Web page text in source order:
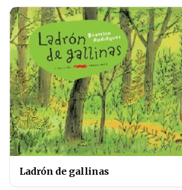
Ladrón de gallinas